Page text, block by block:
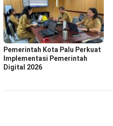
Pemerintah Kota Palu Perkuat
Implementasi Pemerintah
Digital 2026